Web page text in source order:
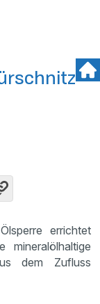
errichtet
dem Zufluss